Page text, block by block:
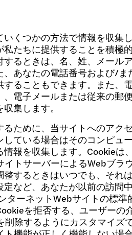
くつかの方法で情報を収集
たちに提供することを積極
るときは、名、姓、メール
あなたの電話番号および/
ることもできます。また、
、電子メールまたは従来の
集します。
るために、当サイトへのアク
している場合はそのコンピュ
報を収集します。Cookieは
イトサーバーによるWebブラ
するときはいつでも、それ
など、あなたが以前の訪問
ターネットWebサイトの標
を拒否する、ユーザー
削除するようにカスタマイズ